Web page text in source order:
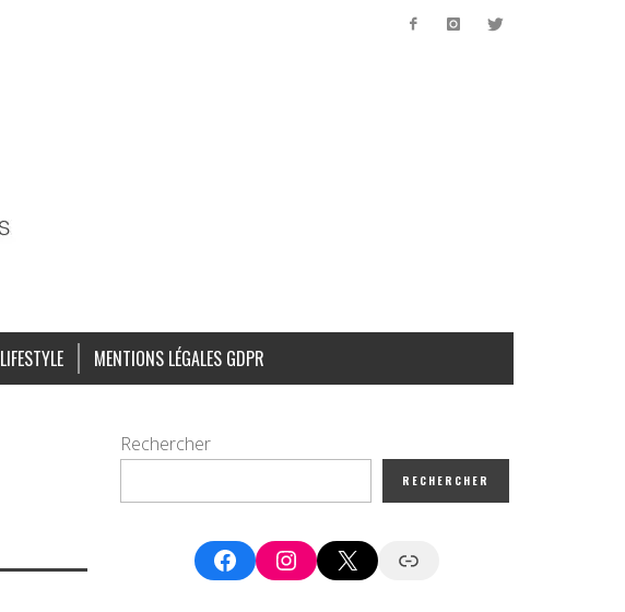
LIFESTYLE MENTIONS LÉGALES GDPR
Rechercher
RECHERCHER
FacebookInstagram
X Google News